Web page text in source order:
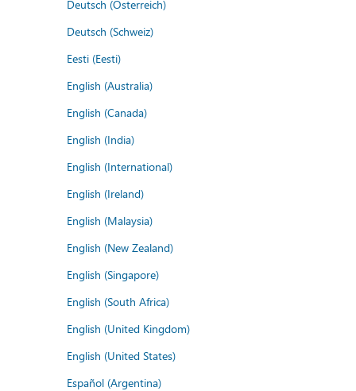
Deutsch (Österreich)
Deutsch (Schweiz)
Eesti (Eesti)
English (Australia)
English (Canada)
English (India)
English (International)
English (Ireland)
English (Malaysia)
English (New Zealand)
English (Singapore)
English (South Africa)
English (United Kingdom)
English (United States)
Español (Argentina)